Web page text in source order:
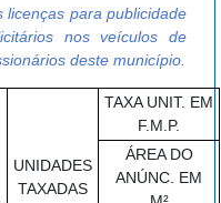
para publicidade
nos veículos de
deste município.
UNIDADES
TAXADAS
TAXA UNIT. EM
F.M.P.
ÁREA DO
ANÚNC. EM